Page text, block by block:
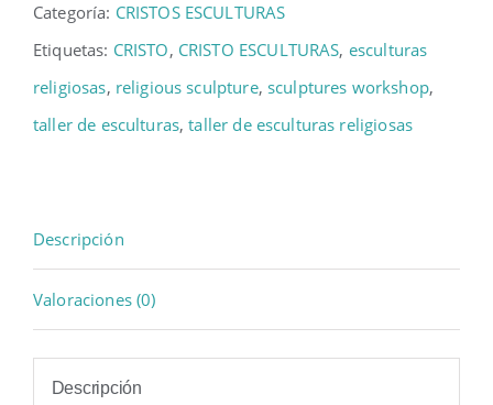
Categoría: CRISTOS ESCULTURAS
Etiquetas: CRISTO, CRISTO ESCULTURAS, esculturas
religiosas, religious sculpture, sculptures workshop,
taller de esculturas,taller de esculturas religiosas
Descripción
Valoraciones (0)
Descripción